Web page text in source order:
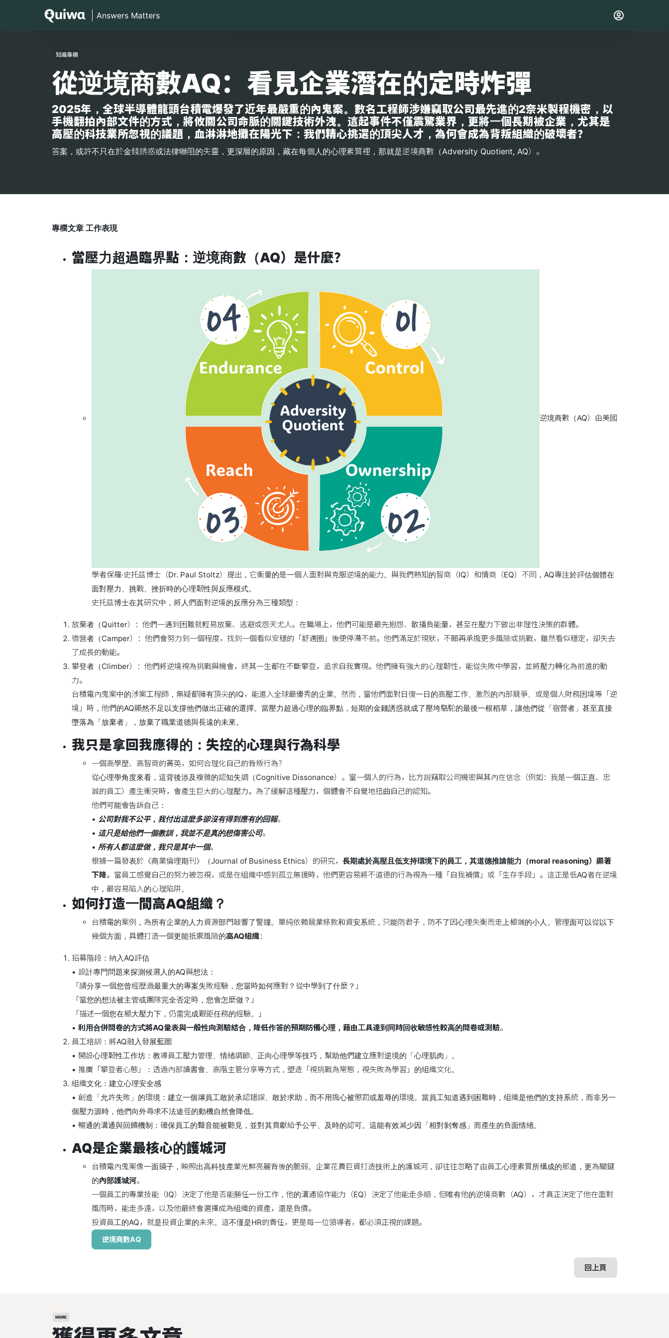
知識專欄
從逆境商數AQ：看見企業潛在的定時炸彈
2025年，全球半導體龍頭台積電爆發了近年最嚴重的內鬼案。數名工程師涉嫌竊取公司最先進的2奈米製程機密，以
手機翻拍內部文件的方式，將攸關公司命脈的關鍵技術外洩。這起事件不僅震驚業界，更將一個長期被企業，尤其是
高壓的科技業所忽視的議題，血淋淋地攤在陽光下：我們精心挑選的頂尖人才，為何會成為背叛組織的破壞者？
答案，或許不只在於金錢誘惑或法律嚇阻的失靈，更深層的原因，藏在每個人的心理素質裡，那就是逆境商數（Adversity Quotient, AQ）。
專欄文章 工作表現
當壓力超過臨界點：逆境商數（AQ）是什麼？
逆境商數（AQ）由美國
學者保羅·史托茲博士（Dr. Paul Stoltz）提出，它衡量的是一個人面對與克服逆境的能力。與我們熟知的智商（IQ）和情商（EQ）不同，AQ專注於評估個體在
面對壓力、挑戰、挫折時的心理韌性與反應模式。
史托茲博士在其研究中，將人們面對逆境的反應分為三種類型：
放棄者（Quitter）：他們一遇到困難就輕易放棄、逃避或怨天尤人。在職場上，他們可能是最先抱怨、散播負能量，甚至在壓力下做出非理性決策的群體。
宿營者（Camper）：他們會努力到一個程度，找到一個看似安穩的「舒適圈」後便停滯不前。他們滿足於現狀，不願再承擔更多風險或挑戰，雖然看似穩定，卻失去
了成長的動能。
攀登者（Climber）：他們將逆境視為挑戰與機會，終其一生都在不斷攀登，追求自我實現。他們擁有強大的心理韌性，能從失敗中學習，並將壓力轉化為前進的動
力。
台積電內鬼案中的涉案工程師，無疑都擁有頂尖的IQ，能進入全球最優秀的企業。然而，當他們面對日復一日的高壓工作、激烈的內部競爭、或是個人財務困境等「逆
境」時，他們的AQ顯然不足以支撐他們做出正確的選擇。當壓力超過心理的臨界點，短期的金錢誘惑就成了壓垮駱駝的最後一根稻草，讓他們從「宿營者」甚至直接
墮落為「放棄者」，放棄了職業道德與長遠的未來。
我只是拿回我應得的：失控的心理與行為科學
一個高學歷、高智商的菁英，如何合理化自己的背叛行為？
從心理學角度來看，這背後涉及複雜的認知失調（Cognitive Dissonance）。當一個人的行為，比方說竊取公司機密與其內在信念（例如：我是一個正直、忠
誠的員工）產生衝突時，會產生巨大的心理壓力。為了緩解這種壓力，個體會不自覺地扭曲自己的認知。
他們可能會告訴自己：
• 公司對我不公平，我付出這麼多卻沒有得到應有的回報。
• 這只是給他們一個教訓，我並不是真的想傷害公司。
• 所有人都這麼做，我只是其中一個。
根據一篇發表於《商業倫理期刊》（Journal of Business Ethics）的研究， 長期處於高壓且低支持環境下的員工，其道德推論能力（moral reasoning）顯著
下降。當員工感覺自己的努力被忽視，或是在組織中感到孤立無援時，他們更容易將不道德的行為視為一種「自我補償」或「生存手段」。這正是低AQ者在逆境
中，最容易陷入的心理陷阱。
如何打造一間高AQ組織？
台積電的案例，為所有企業的人力資源部門敲響了警鐘。單純依賴競業條款和資安系統，只能防君子，防不了因心理失衡而走上極端的小人。管理面可以從以下
幾個方面，具體打造一個更能抵禦風險的高AQ組織：
招募階段：納入AQ評估
• 設計專門問題來探測候選人的AQ與想法：
「請分享一個您曾經歷過最重大的專案失敗經驗，您當時如何應對？從中學到了什麼？」
「當您的想法被主管或團隊完全否定時，您會怎麼做？」
「描述一個您在極大壓力下，仍需完成艱鉅任務的經驗。」
• 利用合併問卷的方式將AQ量表與一般性向測驗結合，降低作答的預期防備心理，藉由工具達到同時回收敏感性較高的問卷或測驗。
員工培訓：將AQ融入發展藍圖
• 開設心理韌性工作坊：教導員工壓力管理、情緒調節、正向心理學等技巧，幫助他們建立應對逆境的「心理肌肉」。
• 推廣「攀登者心態」：透過內部讀書會、高階主管分享等方式，塑造「視挑戰為常態，視失敗為學習」的組織文化。
組織文化：建立心理安全感
• 創造「允許失敗」的環境：建立一個讓員工敢於承認錯誤、敢於求助，而不用擔心被懲罰或羞辱的環境。當員工知道遇到困難時，組織是他們的支持系統，而非另一
個壓力源時，他們向外尋求不法途徑的動機自然會降低。
• 暢通的溝通與回饋機制：確保員工的聲音能被聽見，並對其貢獻給予公平、及時的認可。這能有效減少因「相對剝奪感」而產生的負面情緒。
AQ是企業最核心的護城河
台積電內鬼案像一面鏡子，映照出高科技產業光鮮亮麗背後的脆弱。企業花費巨資打造技術上的護城河，卻往往忽略了由員工心理素質所構成的那道，更為關鍵
的內部護城河。
一個員工的專業技能（IQ）決定了他是否能勝任一份工作，他的溝通協作能力（EQ）決定了他能走多順，但唯有他的逆境商數（AQ），才真正決定了他在面對
風雨時，能走多遠，以及他最終會選擇成為組織的資產，還是負債。
投資員工的AQ，就是投資企業的未來。這不僅是HR的責任，更是每一位領導者，都必須正視的課題。
逆境商數AQ
回上頁
MORE